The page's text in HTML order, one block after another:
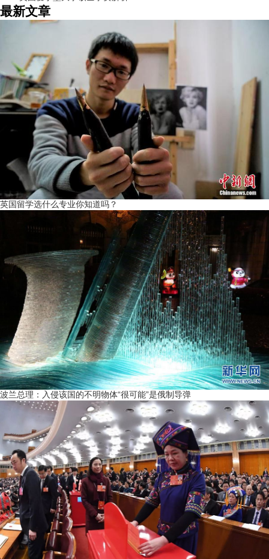
最新文章
英国留学选什么专业你知道吗？
波兰总理：入侵该国的不明物体“很可能”是俄制导弹